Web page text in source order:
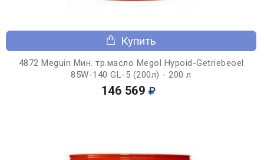
Купить
4872 Meguin Мин. тр.масло Megol Hypoid-Getriebeoel
85W-140 GL-5 (200л) - 200 л
146 569